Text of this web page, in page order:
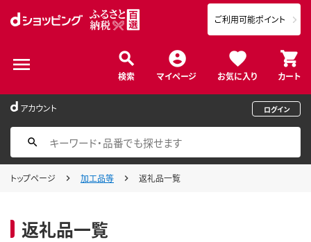
検索 マイページ お気に入り カート
ご利用可能ポイント
アカウント ログイン
トップページ 加工品等 返礼品一覧
返礼品一覧